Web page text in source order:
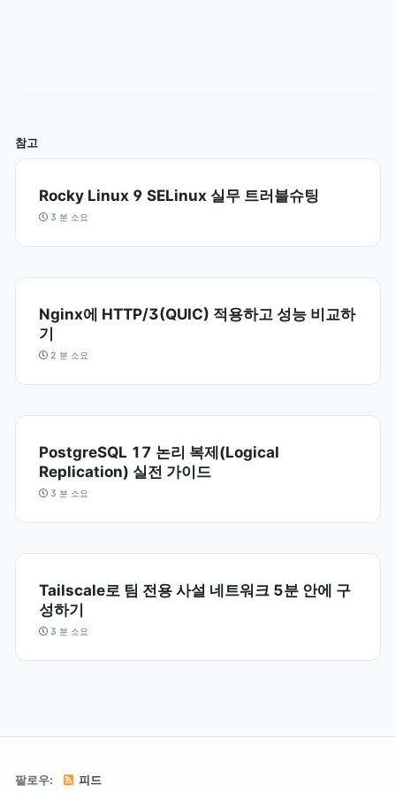
참고
Rocky Linux 9 SELinux 실무 트러블슈팅
3 분 소요
Nginx에 HTTP/3(QUIC) 적용하고 성능 비교하
기
2 분 소요
PostgreSQL 17 논리 복제(Logical
Replication) 실전 가이드
3 분 소요
Tailscale로 팀 전용 사설 네트워크 5분 안에 구
성하기
3 분 소요
팔로우: 피드